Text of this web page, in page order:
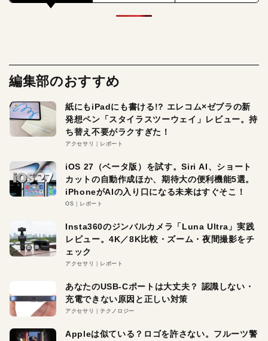
編集部のおすすめ
紙にもiPadにも書ける!? エレコム×ゼブラの新
発想ペン「スタイラスツーウェイ」レビュー。持
ち替え不要がラクすぎた！
アクセサリ レポート
iOS 27（ベータ版）を試す。Siri AI、ショート
カットの自動作成ほか、期待大の便利機能5選。
iPhoneがAIの入り口になる未来はすぐそこ！
OS レポート
Insta360のジンバルカメラ「Luna Ultra」実践
レビュー。4K／8K比較・ズーム・夜間撮影をチ
ェック
アクセサリ レポート
あなたのUSB-Cポートは大丈夫？ 認識しない・
充電できない原因と正しい対策
アクセサリ テクノロジー
Appleは似ている？ロゴを許さない。フルーツ警